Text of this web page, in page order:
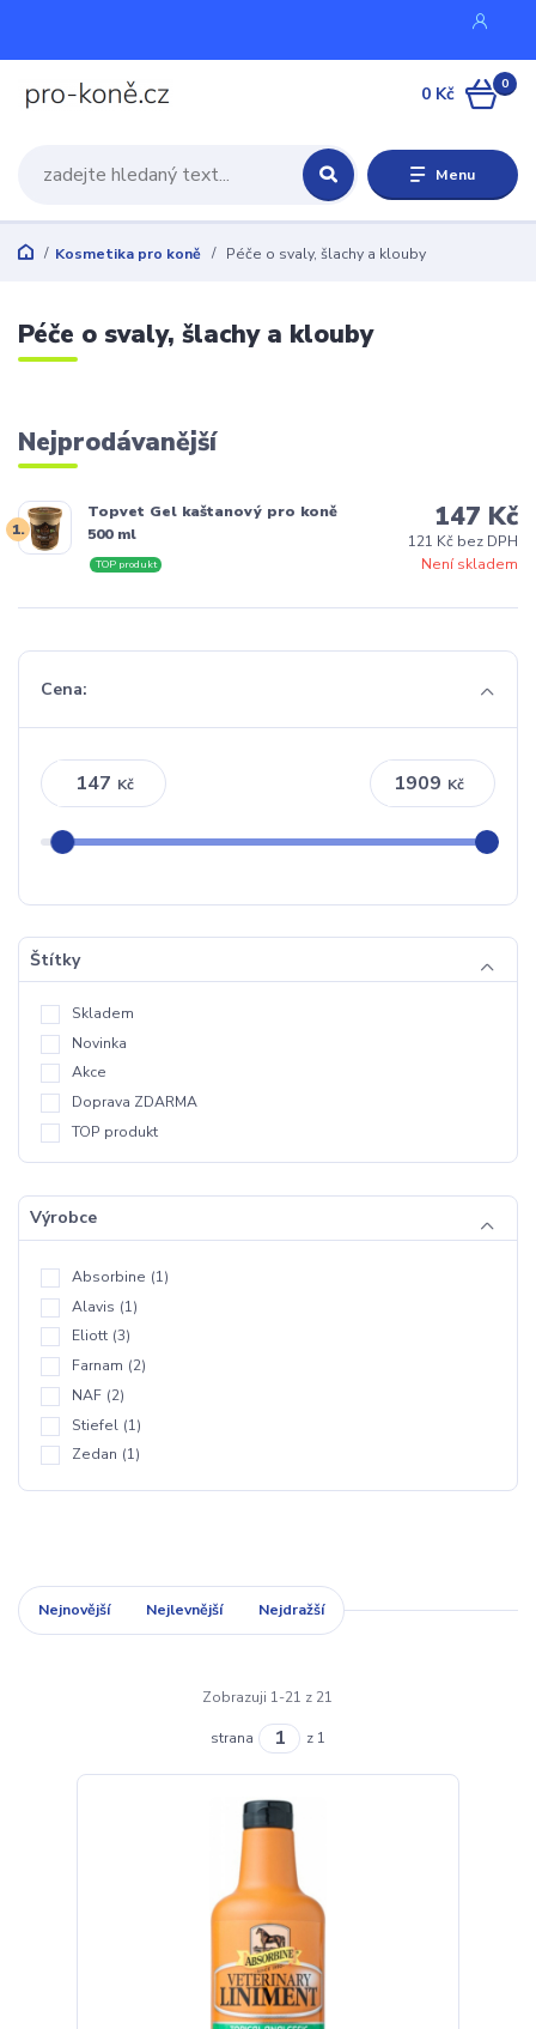
Menu
0
0 Kč
Kosmetika pro koně Péče o svaly, šlachy a klouby
Péče o svaly, šlachy a klouby
Nejprodávanější
1.
Topvet Gel kaštanový pro koně
500 ml
Není skladem
TOP produkt
147 Kč
121 Kč bez DPH
Cena:
Kč Kč
Štítky
Skladem
Novinka
Akce
Doprava ZDARMA
TOP produkt
Výrobce
Absorbine (1)
Alavis (1)
Eliott (3)
Farnam (2)
NAF (2)
Stiefel (1)
Zedan (1)
Nejnovější Nejlevnější Nejdražší
Zobrazuji 1-21 z 21
strana z 1